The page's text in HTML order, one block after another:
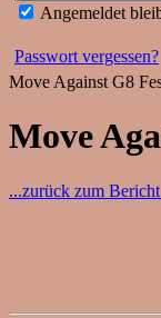
Angemeldet
Passwort vergessen?
Move Against G8
Move
...zurück zum